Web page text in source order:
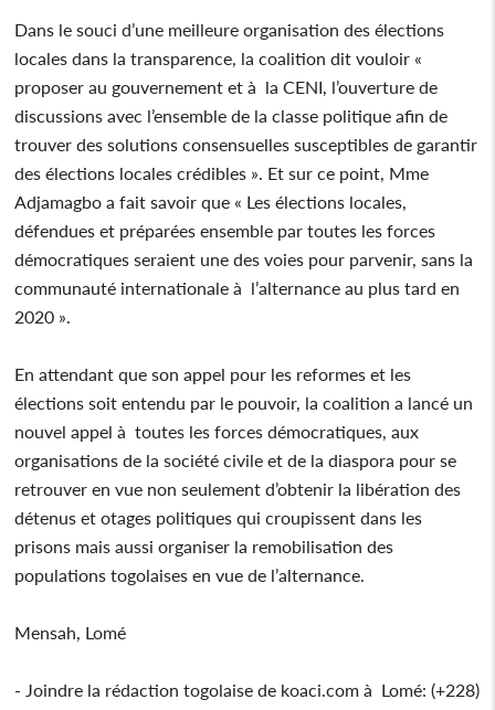
Dans le souci d’une meilleure organisation des élections
locales dans la transparence, la coalition dit vouloir «
proposer au gouvernement et à la CENI, l’ouverture de
discussions avec l’ensemble de la classe politique afin de
trouver des solutions consensuelles susceptibles de garantir
des élections locales crédibles ». Et sur ce point, Mme
Adjamagbo a fait savoir que « Les élections locales,
défendues et préparées ensemble par toutes les forces
démocratiques seraient une des voies pour parvenir, sans la
communauté internationale à l’alternance au plus tard en
2020 ».
En attendant que son appel pour les reformes et les
élections soit entendu par le pouvoir, la coalition a lancé un
nouvel appel à toutes les forces démocratiques, aux
organisations de la société civile et de la diaspora pour se
retrouver en vue non seulement d’obtenir la libération des
détenus et otages politiques qui croupissent dans les
prisons mais aussi organiser la remobilisation des
populations togolaises en vue de l’alternance.
Mensah, Lomé
- Joindre la rédaction togolaise de koaci.com à Lomé: (+228)